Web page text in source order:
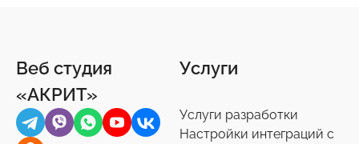
Веб студия
«АКРИТ»
Услуги
Услуги разработки
Настройки интеграций с